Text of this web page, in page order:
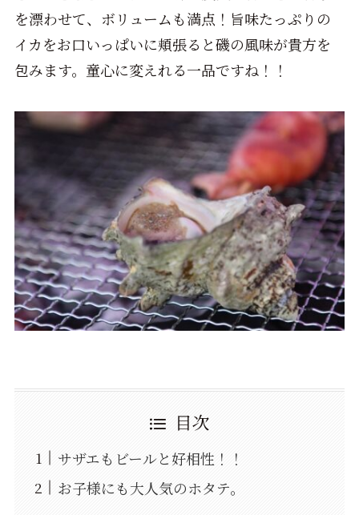
を漂わせて、ボリュームも満点！旨味たっぷりの
イカをお口いっぱいに頬張ると磯の風味が貴方を
包みます。童心に変えれる一品ですね！！
目次
サザエもビールと好相性！！
お子様にも大人気のホタテ。